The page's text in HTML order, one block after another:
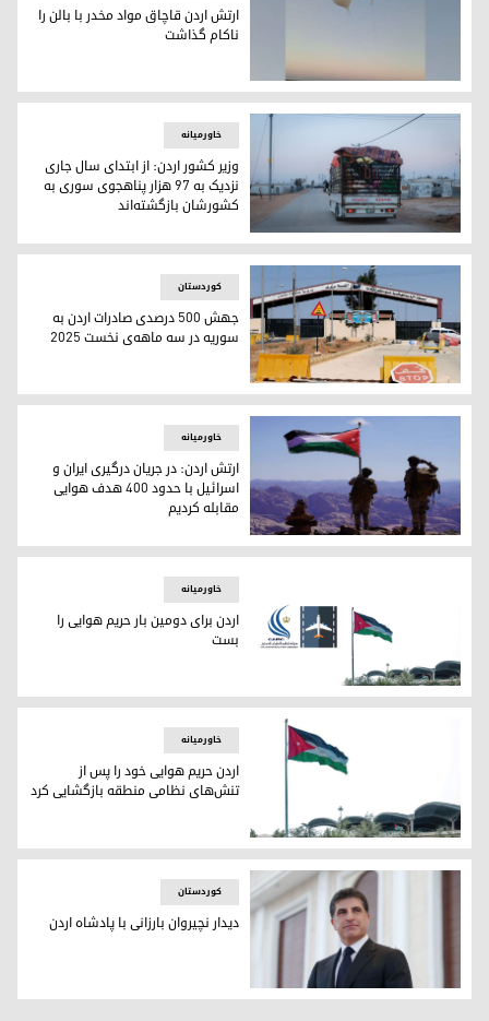
ارتش اردن قاچاق مواد مخدر با بالن را ناکام گذاشت
ارتش اردن قاچاق مواد مخدر با بالن را
ناکام گذاشت
وزیر کشور اردن: از ابتدای سال جاری نزدیک به ۹۷ هزار پناهجوی سوری به کشورشان بازگشته‌اند
خاورمیانه
وزیر کشور اردن: از ابتدای سال جاری
نزدیک به ۹۷ هزار پناهجوی سوری به
کشورشان بازگشته‌اند
جهش ۵۰۰ درصدی صادرات اردن به سوریه در سه ماهه‌ی نخست ۲۰۲۵
کوردستان
جهش ۵۰۰ درصدی صادرات اردن به
سوریه در سه ماهه‌ی نخست ۲۰۲۵
ارتش اردن: در جریان درگیری ایران و اسرائیل با حدود ۴۰۰ هدف هوایی مقابله کردیم
خاورمیانه
ارتش اردن: در جریان درگیری ایران و
اسرائیل با حدود ۴۰۰ هدف هوایی
مقابله کردیم
اردن برای دومین بار حریم هوایی را بست
خاورمیانه
اردن برای دومین بار حریم هوایی را
بست
اردن حریم هوایی خود را پس از تنش‌های نظامی منطقه
خاورمیانه
اردن حریم هوایی خود را پس از
تنش‌های نظامی منطقه بازگشایی کرد
نچیروان بارزانی، رئیس اقلیم کوردستان
کوردستان
دیدار نچیروان بارزانی با پادشاه اردن